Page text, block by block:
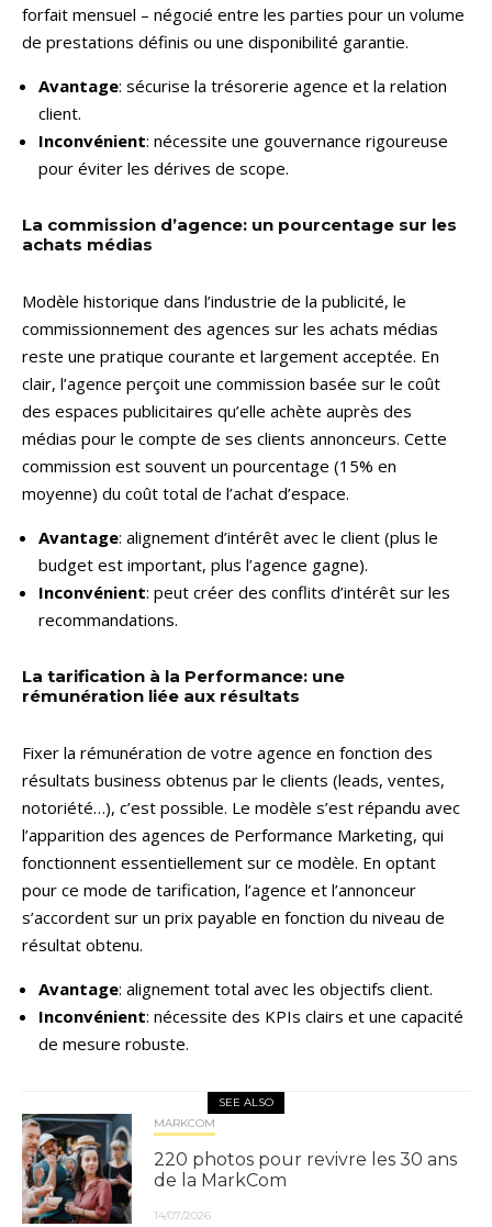
forfait mensuel – négocié entre les parties pour un volume
de prestations définis ou une disponibilité garantie.
Avantage: sécurise la trésorerie agence et la relation
client.
Inconvénient: nécessite une gouvernance rigoureuse
pour éviter les dérives de scope.
La commission d’agence: un pourcentage sur les
achats médias
Modèle historique dans l’industrie de la publicité, le
commissionnement des agences sur les achats médias
reste une pratique courante et largement acceptée. En
clair, l’agence perçoit une commission basée sur le coût
des espaces publicitaires qu’elle achète auprès des
médias pour le compte de ses clients annonceurs. Cette
commission est souvent un pourcentage (15% en
moyenne) du coût total de l’achat d’espace.
Avantage: alignement d’intérêt avec le client (plus le
budget est important, plus l’agence gagne).
Inconvénient: peut créer des conflits d’intérêt sur les
recommandations.
La tarification à la Performance: une
rémunération liée aux résultats
Fixer la rémunération de votre agence en fonction des
résultats business obtenus par le clients (leads, ventes,
notoriété…), c’est possible. Le modèle s’est répandu avec
l’apparition des agences de Performance Marketing, qui
fonctionnent essentiellement sur ce modèle. En optant
pour ce mode de tarification, l’agence et l’annonceur
s’accordent sur un prix payable en fonction du niveau de
résultat obtenu.
Avantage: alignement total avec les objectifs client.
Inconvénient: nécessite des KPIs clairs et une capacité
de mesure robuste.
SEE ALSO
MARKCOM
220 photos pour revivre les 30 ans
de la MarkCom
14/07/2026